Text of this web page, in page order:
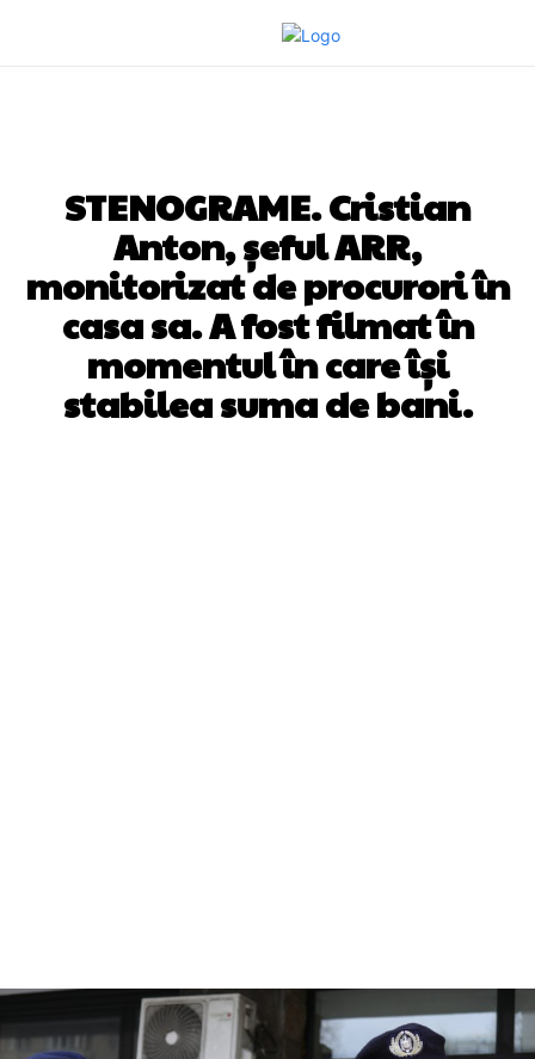
STENOGRAME. Cristian
Anton, șeful ARR,
monitorizat de procurori în
casa sa. A fost filmat în
momentul în care își
stabilea suma de bani.